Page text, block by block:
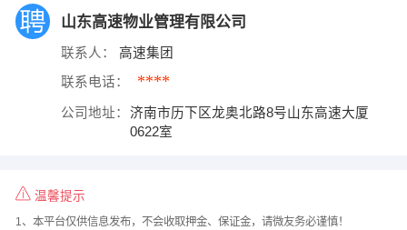
山东高速物业管理有限公司
联系人： 高速集团
联系电话： ****
公司地址：
济南市历下区龙奥北路8号山东高速大厦
0622室
温馨提示
1、本平台仅供信息发布，不会收取押金、保证金，请微友务必谨慎！